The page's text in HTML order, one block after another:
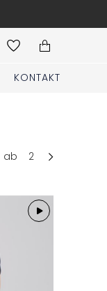
KONTAKT
ab 2